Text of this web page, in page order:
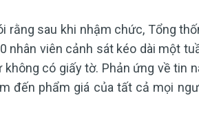
rằng sau khi nhậm chức, Tổng
nhân viên cảnh sát kéo dài một
có giấy tờ. Phản ứng về tin
đến phẩm giá của tất cả mọi